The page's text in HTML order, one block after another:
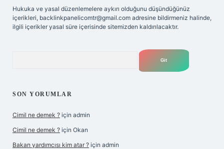
Hukuka ve yasal düzenlemelere aykırı olduğunu düşündüğünüz
içerikleri, backlinkpanelicomtr@gmail.com adresine bildirmeniz halinde,
ilgili içerikler yasal süre içerisinde sitemizden kaldırılacaktır.
SON YORUMLAR
Cimil ne demek ? için admin
Cimil ne demek ? için Okan
Bakan yardımcısı kim atar ? için admin